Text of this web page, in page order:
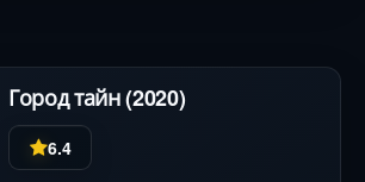
Город тайн (2020)
6.4